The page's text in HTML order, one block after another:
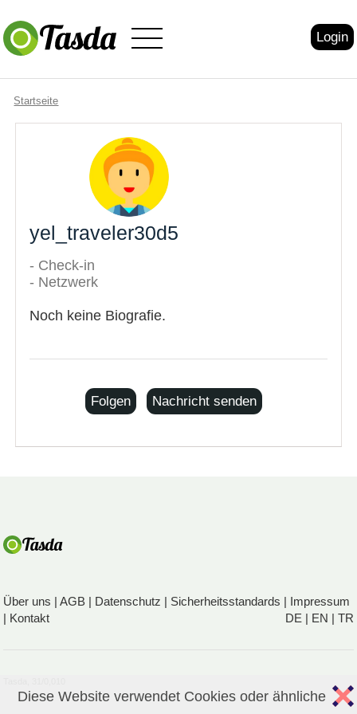
Login
Startseite
yel_traveler30d5
- Check-in
- Netzwerk
Noch keine Biografie.
Folgen Nachricht senden
Über uns |AGB | Datenschutz | Sicherheitsstandards | Impressum
| Kontakt DE | EN | TR
Diese Website verwendet Cookies oder ähnliche